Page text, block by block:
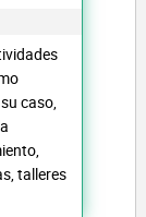
caso,
talleres